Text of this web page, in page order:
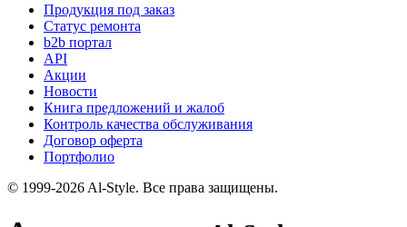
Продукция под заказ
Статус ремонта
b2b портал
API
Акции
Новости
Книга предложений и жалоб
Контроль качества обслуживания
Договор оферта
Портфолио
© 1999-2026 Al-Style. Все права защищены.